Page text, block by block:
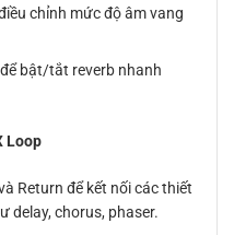
chỉnh mức độ âm vang
bật/tắt reverb nhanh
Loop
Return để kết nối các thiết
delay, chorus, phaser.